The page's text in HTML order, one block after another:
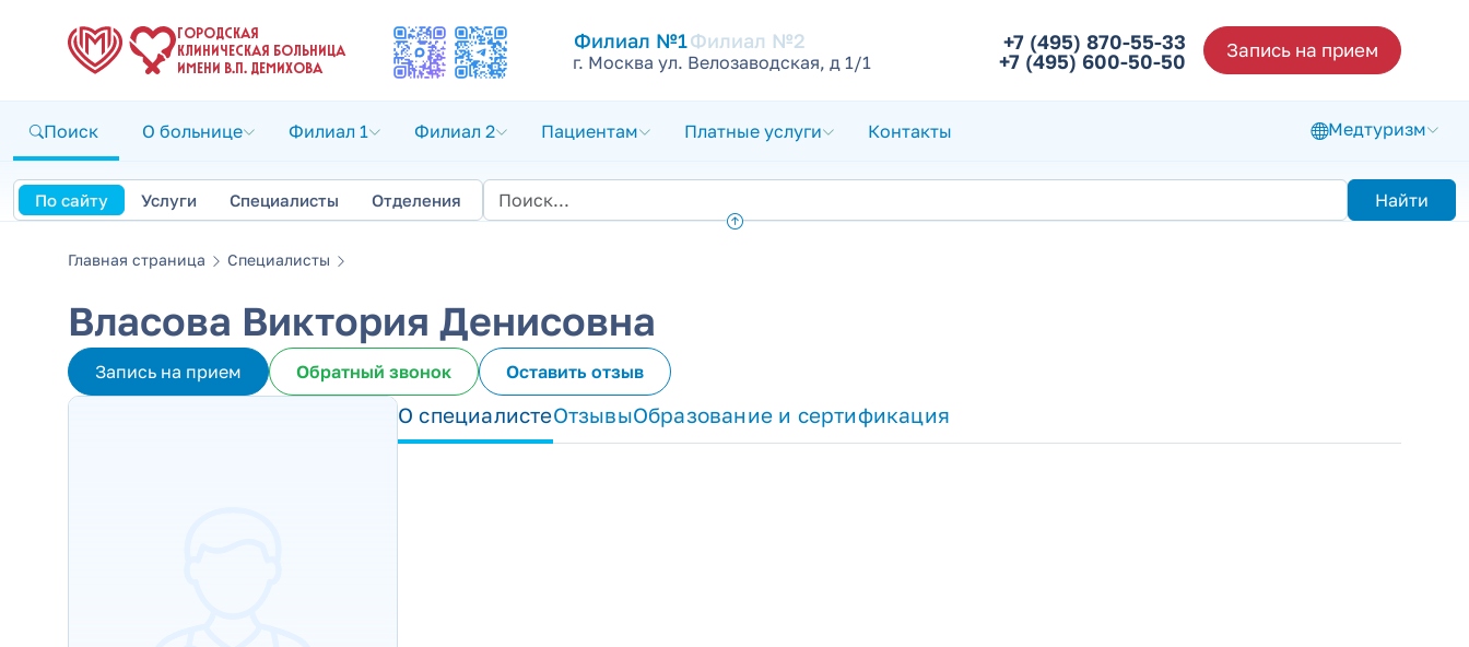
ГОРОДСКАЯ
КЛИНИЧЕСКАЯ БОЛЬНИЦА
ИМЕНИ В.П. ДЕМИХОВА
Филиал №1Филиал №2
г. Москва ул. Велозаводская, д 1/1
+7 (495) 870-55-33
+7 (495) 600-50-50
Запись на прием
Поиск О больнице Филиал 1 Филиал 2 Пациентам Платные услуги Контакты Медтуризм
По сайту Услуги Специалисты Отделения Найти
Главная страница Специалисты
Власова Виктория Денисовна
Запись на прием Обратный звонок Оставить отзыв
О специалистеОтзывыОбразование и сертификация